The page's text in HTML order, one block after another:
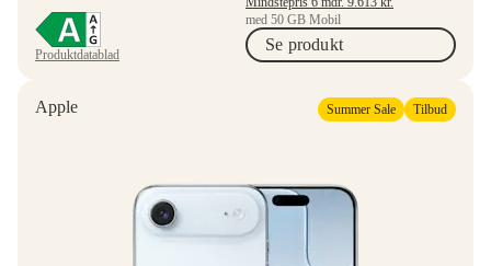
Produktdatablad
med 50 GB Mobil
Se produkt
Apple Summer Sale Tilbud